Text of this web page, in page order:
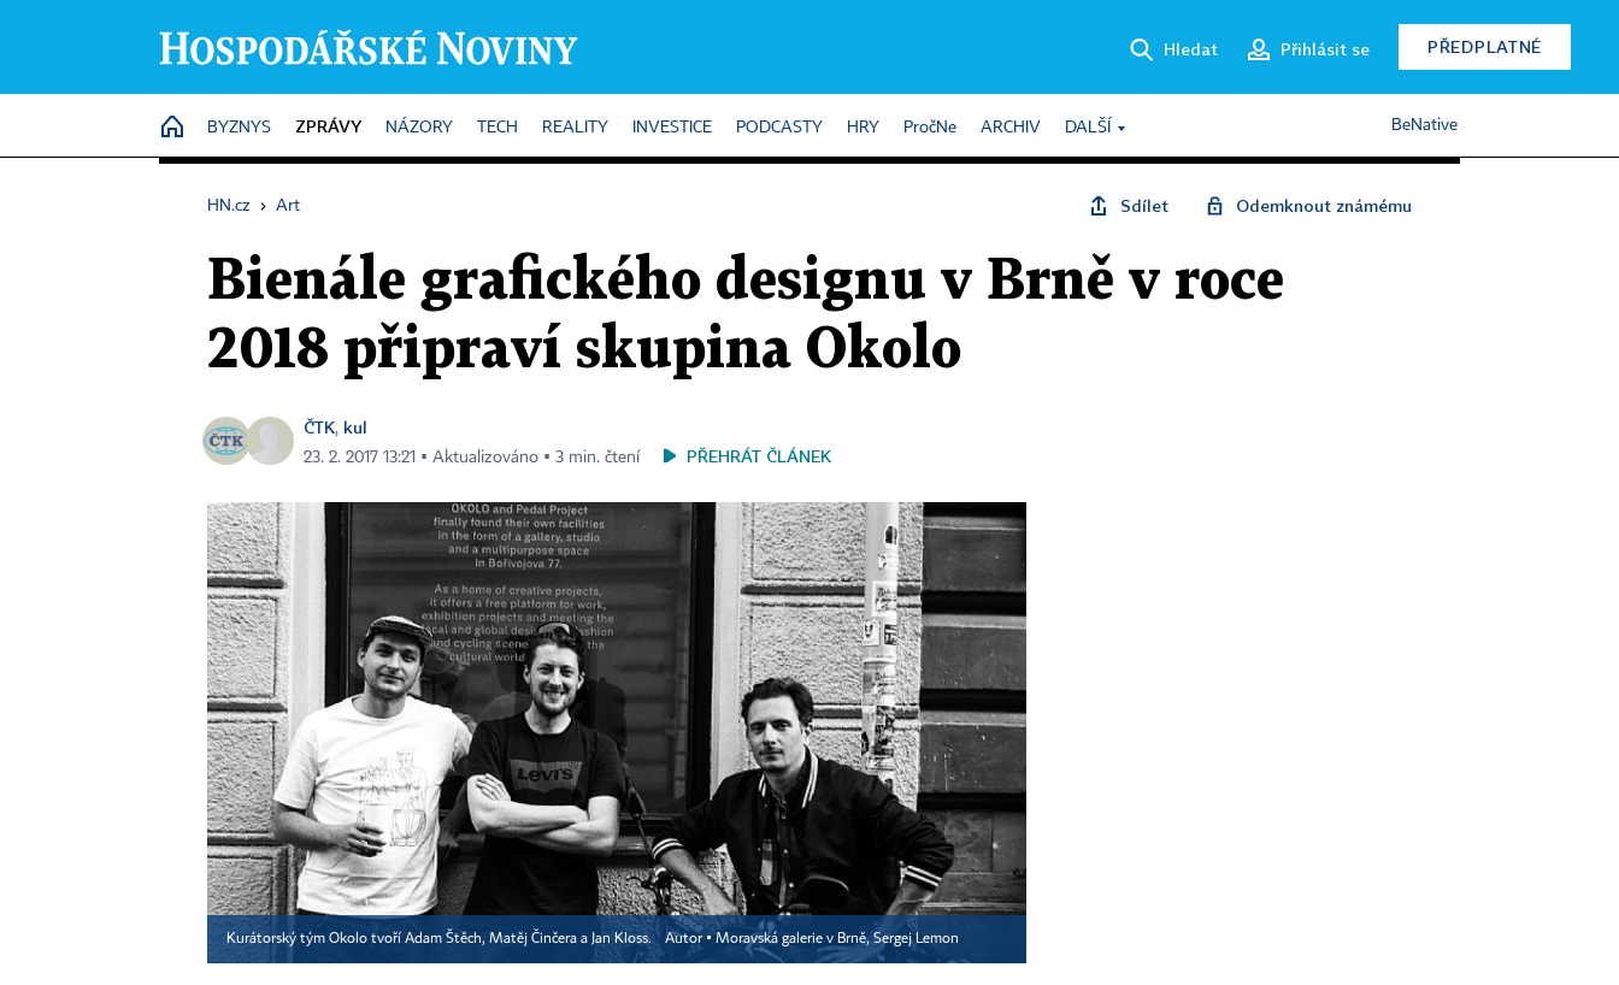
Hledat Přihlásit se PŘEDPLATNÉ
HOME
BYZNYS ZPRÁVY NÁZORY TECH REALITY INVESTICE PODCASTY HRY PročNe ARCHIV DALŠÍ BeNative
HN.cz › Art Sdílet Odemknout známému
Bienále grafického designu v Brně v roce
2018 připraví skupina Okolo
ČTK, kul
23. 2. 2017 13:21 ▪ Aktualizováno ▪ 3 min. čtení PŘEHRÁT ČLÁNEK
Kurátorský tým Okolo tvoří Adam Štěch, Matěj Činčera a Jan Kloss. Autor ▪ Moravská galerie v Brně, Sergej Lemon